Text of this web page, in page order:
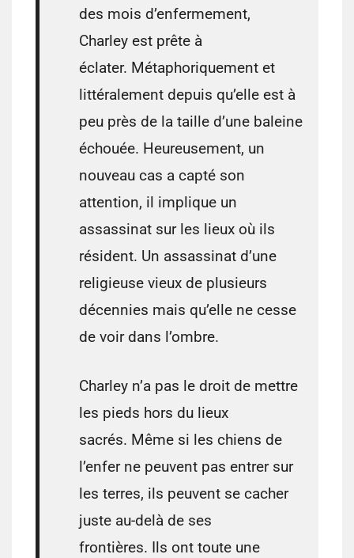
des mois d’enfermement,
Charley est prête à
éclater. Métaphoriquement et
littéralement depuis qu’elle est à
peu près de la taille d’une baleine
échouée. Heureusement, un
nouveau cas a capté son
attention, il implique un
assassinat sur les lieux où ils
résident. Un assassinat d’une
religieuse vieux de plusieurs
décennies mais qu’elle ne cesse
de voir dans l’ombre.
Charley n’a pas le droit de mettre
les pieds hors du lieux
sacrés. Même si les chiens de
l’enfer ne peuvent pas entrer sur
les terres, ils peuvent se cacher
juste au-delà de ses
frontières. Ils ont toute une